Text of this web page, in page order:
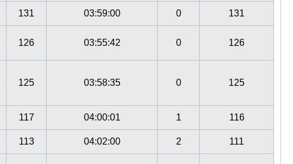
131 03:59:00 0 131
126 03:55:42 0 126
125 03:58:35 0 125
117 04:00:01 1 116
113 04:02:00 2 111